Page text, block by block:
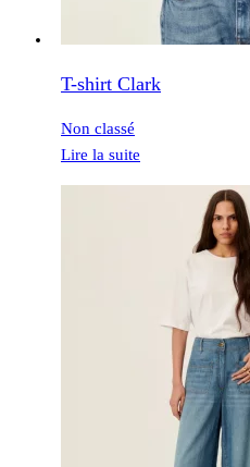
T-shirt Clark
Non classé
Lire la suite